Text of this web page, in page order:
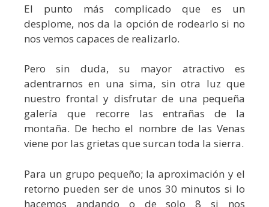
El punto más complicado que es un
desplome, nos da la opción de rodearlo si no
nos vemos capaces de realizarlo.
Pero sin duda, su mayor atractivo es
adentrarnos en una sima, sin otra luz que
nuestro frontal y disfrutar de una pequeña
galería que recorre las entrañas de la
montaña. De hecho el nombre de las Venas
viene por las grietas que surcan toda la sierra.
Para un grupo pequeño; la aproximación y el
retorno pueden ser de unos 30 minutos si lo
hacemos andando o de solo 8 si nos